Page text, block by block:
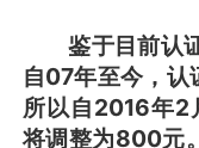
鉴于目前认
自07年至今，认
所以自2016年2
将调整为800元